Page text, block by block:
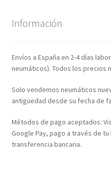
Información
Envíos a España en 2-4 días
neumáticos). Todos los precios
Solo vendemos neumáticos
antigüedad desde su fecha de
Métodos de pago aceptados:
Google Pay, pago a través de tu
transferencia bancaria.